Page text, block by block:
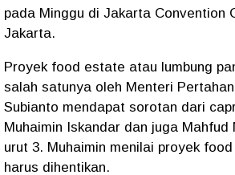
pada Minggu di Jakarta Convention
Jakarta.
Proyek food estate atau lumbung
salah satunya oleh Menteri
Subianto mendapat sorotan dari
Muhaimin Iskandar dan juga Mahfud
urut 3. Muhaimin menilai proyek
harus dihentikan.